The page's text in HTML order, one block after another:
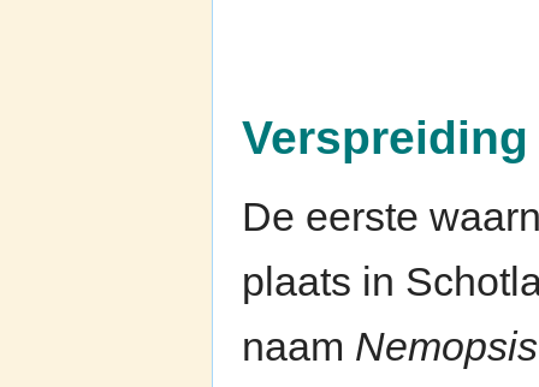
De eerste
plaats in
naam